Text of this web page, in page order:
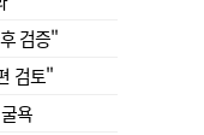
검증"
검토"
욕